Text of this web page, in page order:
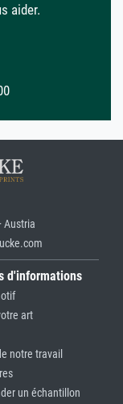
aider.
Austria
d'informations
art
notre travail
un échantillon